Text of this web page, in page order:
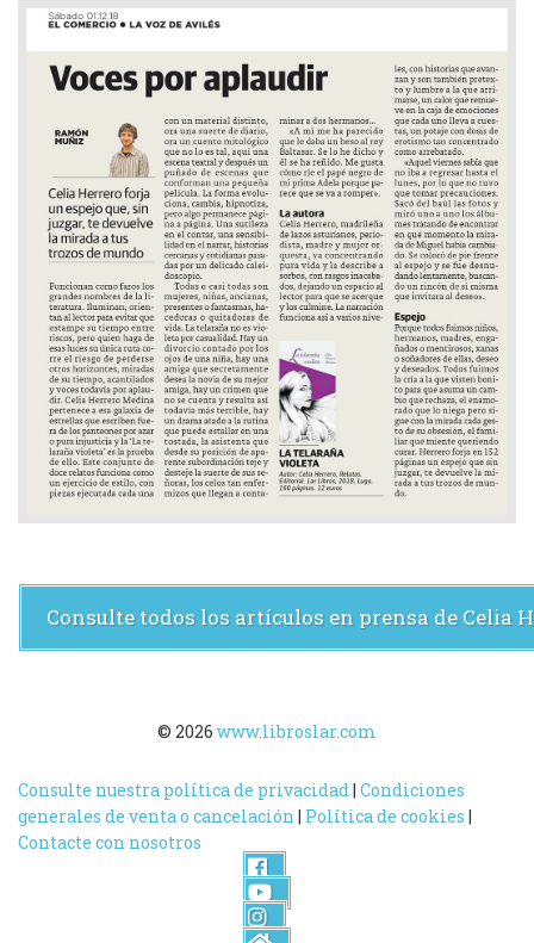
Consulte todos los artículos en prensa de Celia
© 2026 www.libroslar.com
Consulte nuestra política de privacidad | Condiciones
generales de venta o cancelación | Política de cookies |
Contacte con nosotros